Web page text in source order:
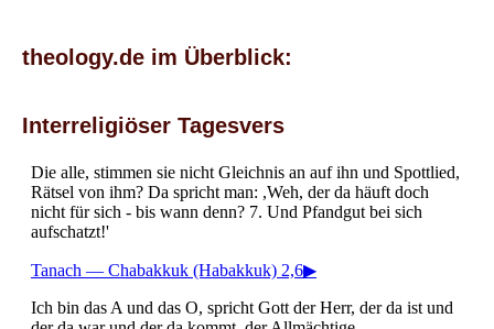
theology.de im Überblick:
Interreligiöser Tagesvers